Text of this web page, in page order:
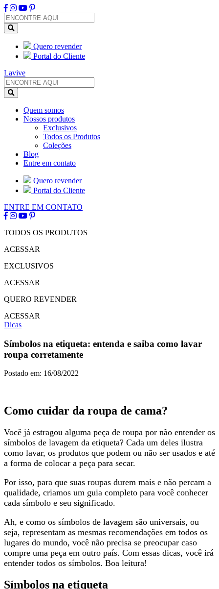
Quero revender
Portal do Cliente
Lavive
Quem somos
Nossos produtos
Exclusivos
Todos os Produtos
Coleções
Blog
Entre em contato
Quero revender
Portal do Cliente
ENTRE EM CONTATO
TODOS OS PRODUTOS
ACESSAR
EXCLUSIVOS
ACESSAR
QUERO REVENDER
ACESSAR
Dicas
Símbolos na etiqueta: entenda e saiba como lavar
roupa corretamente
Postado em: 16/08/2022
Como cuidar da roupa de cama?
Você já estragou alguma peça de roupa por não entender os
símbolos de lavagem da etiqueta? Cada um deles ilustra
como lavar, os produtos que podem ou não ser usados e até
a forma de colocar a peça para secar.
Por isso, para que suas roupas durem mais e não percam a
qualidade, criamos um guia completo para você conhecer
cada símbolo e seu significado.
Ah, e como os símbolos de lavagem são universais, ou
seja, representam as mesmas recomendações em todos os
lugares do mundo, você não precisa se preocupar caso
compre uma peça em outro país. Com essas dicas, você irá
entender todos os símbolos. Boa leitura!
Símbolos na etiqueta